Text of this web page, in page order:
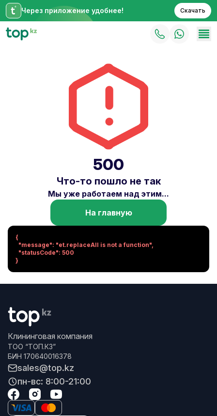
Через приложение удобнее! Скачать
500
Что-то пошло не так
Мы уже работаем над этим...
На главную
{
}
Клининговая компания
ТОО “ТОП.КЗ”
БИН 170640016378
sales@top.kz
пн-вс: 8:00-21:00